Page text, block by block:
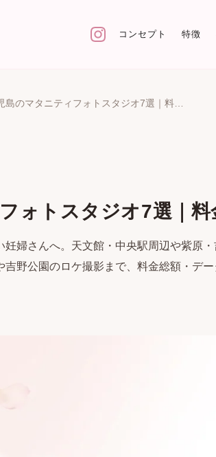
コンセプト 特徴
ォトスタジオ7選｜
妊婦さんへ。天文館・中央駅周辺や紫原
野公園のロケ撮影まで、料金総額・デ